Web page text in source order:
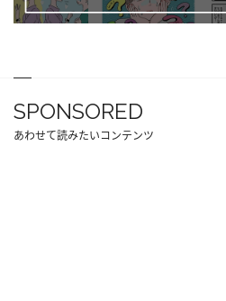
SPONSORED
あわせて読みたいコンテンツ